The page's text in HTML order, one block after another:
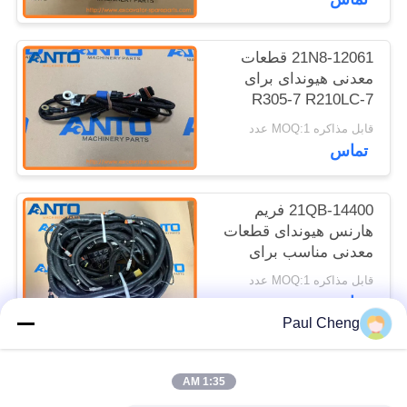
21N8-12061 قطعات
معدنی هیوندای برای
R305-7 R210LC-7
قابل مذاکره MOQ:1 عدد
تماس
21QB-14400 فریم
هارنس هیوندای قطعات
معدنی مناسب برای
R480LC-9S R520LC-
قابل مذاکره MOQ:1 عدد
تماس
دسته بندی های محبوب
Paul Cheng
1:35 AM